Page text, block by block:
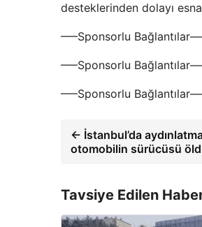
desteklerinden dolayı
—–Sponsorlu
—–Sponsorlu
—–Sponsorlu
← İstanbul’da
otomobilin sürücüsü
Tavsiye Edilen